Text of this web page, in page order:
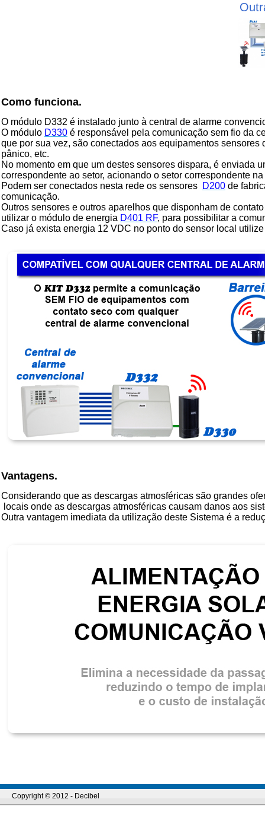
Como funciona.
O módulo D332 é instalado junto à central de alarme
O módulo D330 é responsável pela comunicação sem fio da
que por sua vez, são conectados aos equipamentos
pânico, etc.
No momento em que um destes sensores dispara, é enviada
correspondente ao setor, acionando o setor correspondente
Podem ser conectados nesta rede os sensores D200 de
comunicação.
Outros sensores e outros aparelhos que disponham de
utilizar o módulo de energia D401 RF, para possibilitar a
Caso já exista energia 12 VDC no ponto do sensor local
Vantagens.
Considerando que as descargas atmosféricas são grandes
locais onde as descargas atmosféricas causam danos aos
Outra vantagem imediata da utilização deste Sistema é a
Copyright © 2012 - Decibel